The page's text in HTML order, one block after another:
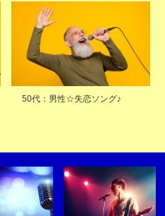
50代：男性☆失恋ソング♪